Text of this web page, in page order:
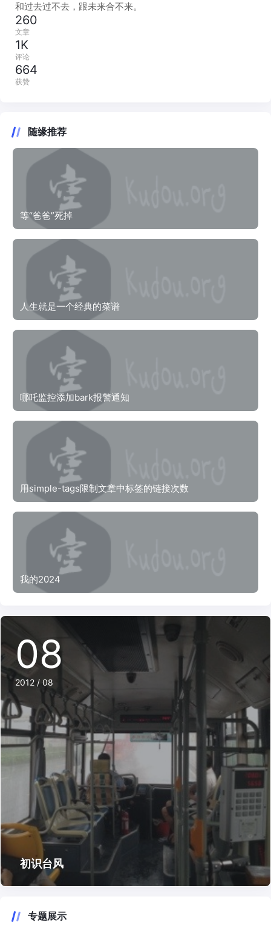
和过去过不去，跟未来合不来。
260
文章
1K
评论
664
获赞
随缘推荐
等“爸爸”死掉
人生就是一个经典的菜谱
哪吒监控添加bark报警通知
用simple-tags限制文章中标签的链接次数
我的2024
初识台风
08
2012 / 08
专题展示